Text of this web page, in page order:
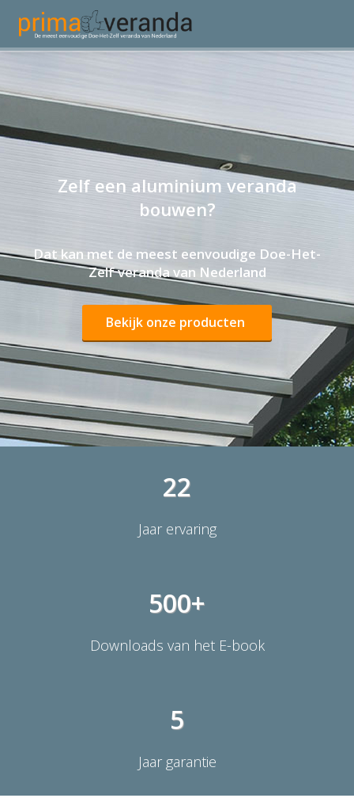
Zelf een aluminium veranda
bouwen?
Dat kan met de meest eenvoudige Doe-Het-
Zelf veranda van Nederland
Bekijk onze producten
22
Jaar ervaring
500+
Downloads van het E-book
5
Jaar garantie